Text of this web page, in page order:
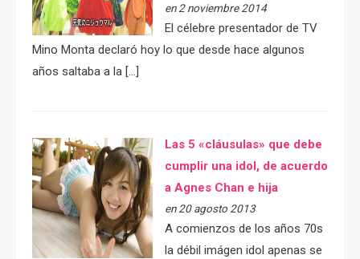
en 2 noviembre 2014
El célebre presentador de TV
Mino Monta declaró hoy lo que desde hace algunos
años saltaba a la […]
Las 5 «cláusulas» que debe
cumplir una idol, de acuerdo
a Agnes Chan e hija
en 20 agosto 2013
A comienzos de los años 70s
la débil imágen idol apenas se